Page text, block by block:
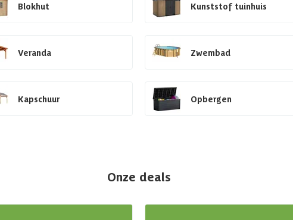
Blokhut Kunststof tuinhuis
Veranda Zwembad
Kapschuur Opbergen
Onze deals